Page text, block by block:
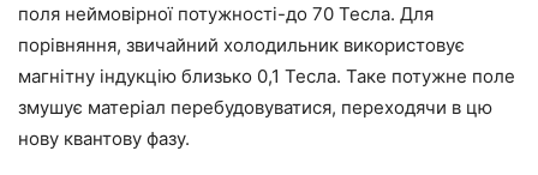
поля неймовірної потужності-до 70 Тесла. Для
порівняння, звичайний холодильник використовує
магнітну індукцію близько 0,1 Тесла. Таке потужне поле
змушує матеріал перебудовуватися, переходячи в цю
нову квантову фазу.